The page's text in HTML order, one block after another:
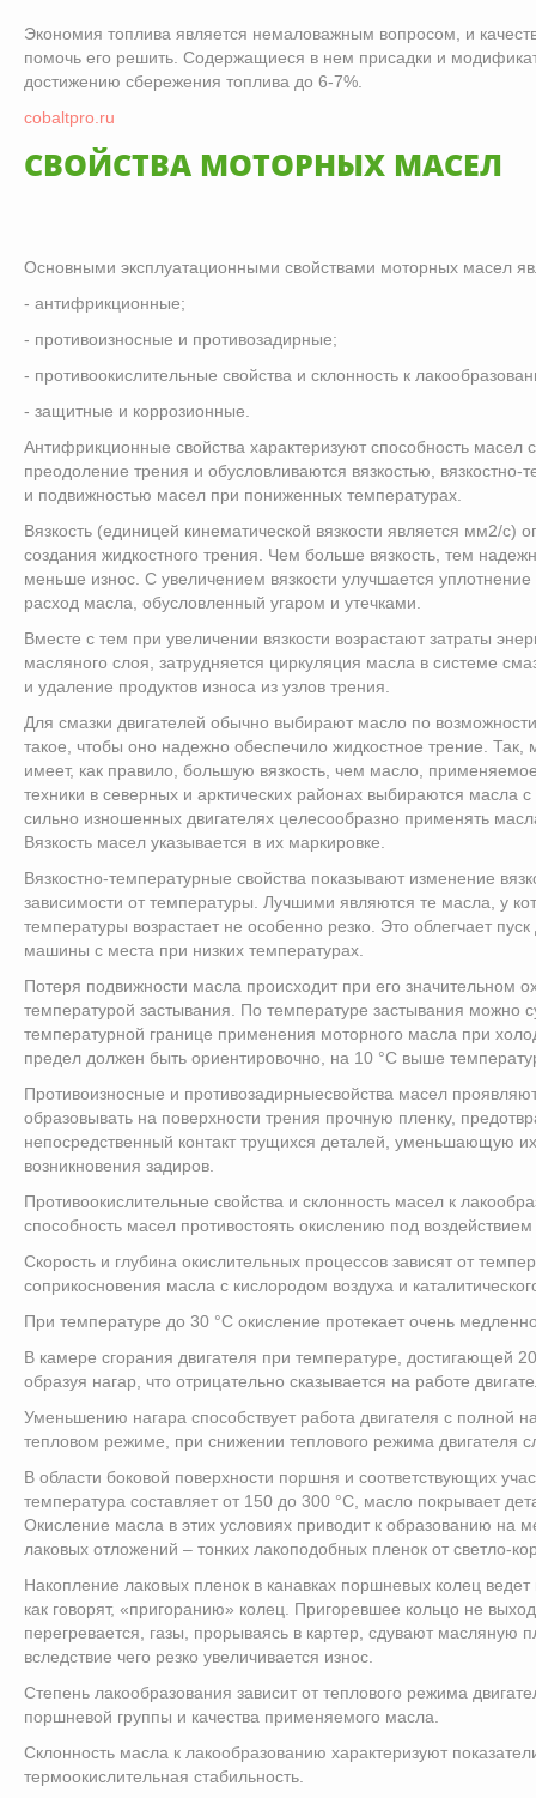
Экономия топлива является немаловажным вопросом, и
помочь его решить. Содержащиеся в нем присадки и
достижению сбережения топлива до 6-7%.
cobaltpro.ru
СВОЙСТВА МОТОРНЫХ МАСЕЛ
Основными эксплуатационными свойствами моторных масел
- антифрикционные;
- противоизносные и противозадирные;
- противоокислительные свойства и склонность к
- защитные и коррозионные.
Антифрикционные свойства характеризуют способность масел
преодоление трения и обусловливаются вязкостью,
и подвижностью масел при пониженных температурах.
Вязкость (единицей кинематической вязкости является мм2/с)
создания жидкостного трения. Чем больше вязкость, тем
меньше износ. С увеличением вязкости улучшается
расход масла, обусловленный угаром и утечками.
Вместе с тем при увеличении вязкости возрастают затраты
масляного слоя, затрудняется циркуляция масла в системе
и удаление продуктов износа из узлов трения.
Для смазки двигателей обычно выбирают масло по
такое, чтобы оно надежно обеспечило жидкостное трение.
имеет, как правило, большую вязкость, чем масло,
техники в северных и арктических районах выбираются масла
сильно изношенных двигателях целесообразно применять
Вязкость масел указывается в их маркировке.
Вязкостно-температурные свойства показывают изменение
зависимости от температуры. Лучшими являются те масла, у
температуры возрастает не особенно резко. Это облегчает пуск
машины с места при низких температурах.
Потеря подвижности масла происходит при его значительном
температурой застывания. По температуре застывания можно
температурной границе применения моторного масла при
предел должен быть ориентировочно, на 10 °С выше
Противоизносные и противозадирныесвойства масел
образовывать на поверхности трения прочную пленку,
непосредственный контакт трущихся деталей, уменьшающую
возникновения задиров.
Противоокислительные свойства и склонность масел к
способность масел противостоять окислению под
Скорость и глубина окислительных процессов зависят от
соприкосновения масла с кислородом воздуха и
При температуре до 30 °С окисление протекает очень
В камере сгорания двигателя при температуре, достигающей
образуя нагар, что отрицательно сказывается на работе
Уменьшению нагара способствует работа двигателя с полной
тепловом режиме, при снижении теплового режима двигателя
В области боковой поверхности поршня и соответствующих
температура составляет от 150 до 300 °С, масло покрывает
Окисление масла в этих условиях приводит к образованию на
лаковых отложений – тонких лакоподобных пленок от светло-
Накопление лаковых пленок в канавках поршневых колец
как говорят, «пригоранию» колец. Пригоревшее кольцо не
перегревается, газы, прорываясь в картер, сдувают масляную
вследствие чего резко увеличивается износ.
Степень лакообразования зависит от теплового режима
поршневой группы и качества применяемого масла.
Склонность масла к лакообразованию характеризуют
термоокислительная стабильность.